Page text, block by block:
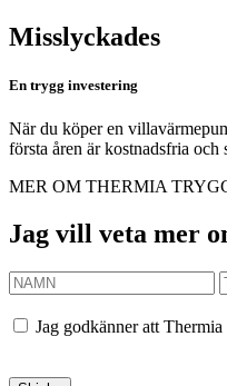
Misslyckades
En trygg investering
När du köper en
första åren är kostnadsfria
MER OM THERMIA
Jag vill veta mer
Jag godkänner att